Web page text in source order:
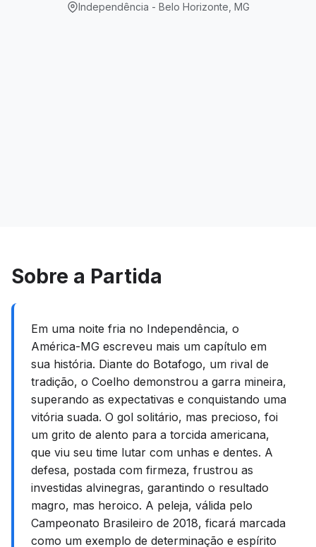
Independência - Belo Horizonte, MG
Sobre a Partida
Em uma noite fria no Independência, o
América-MG escreveu mais um capítulo em
sua história. Diante do Botafogo, um rival de
tradição, o Coelho demonstrou a garra mineira,
superando as expectativas e conquistando uma
vitória suada. O gol solitário, mas precioso, foi
um grito de alento para a torcida americana,
que viu seu time lutar com unhas e dentes. A
defesa, postada com firmeza, frustrou as
investidas alvinegras, garantindo o resultado
magro, mas heroico. A peleja, válida pelo
Campeonato Brasileiro de 2018, ficará marcada
como um exemplo de determinação e espírito